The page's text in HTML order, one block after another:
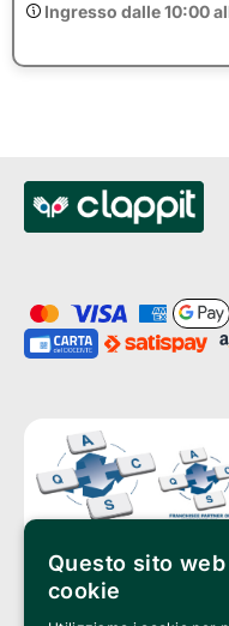
Ingresso dalle 10:00
Questo sito
cookie